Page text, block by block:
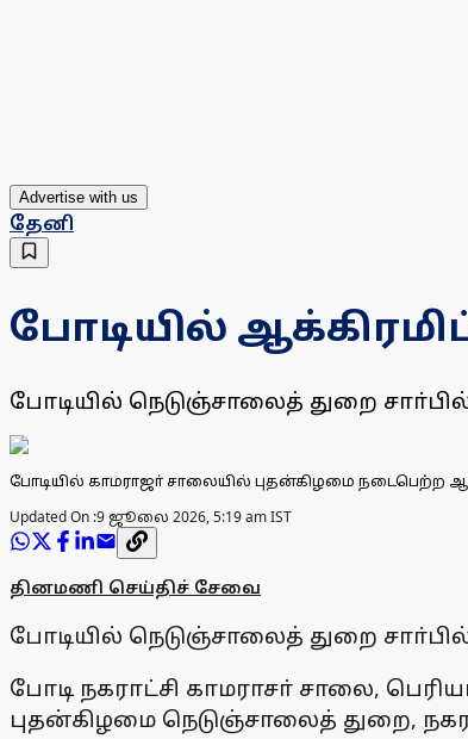
Advertise with us
தேனி
போடியில்
போடியில் நெடுஞ்சாலைத் துறை
போடியில் காமராஜா் சாலையில் புதன்கிழமை நடைபெற்ற
Updated On :9 ஜூலை 2026, 5:19 am IST
தினமணி செய்திச் சேவை
போடியில் நெடுஞ்சாலைத் துறை
போடி நகராட்சி காமராசா் சாலை,
புதன்கிழமை நெடுஞ்சாலைத் துறை,